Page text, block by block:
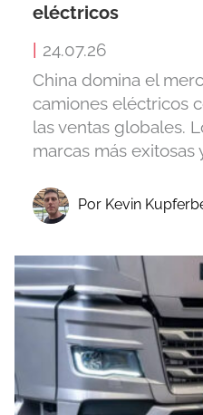
eléctricos
24.07.26
China domina el
camiones eléctricos
las ventas globales.
marcas más exitosas
Por Kevin